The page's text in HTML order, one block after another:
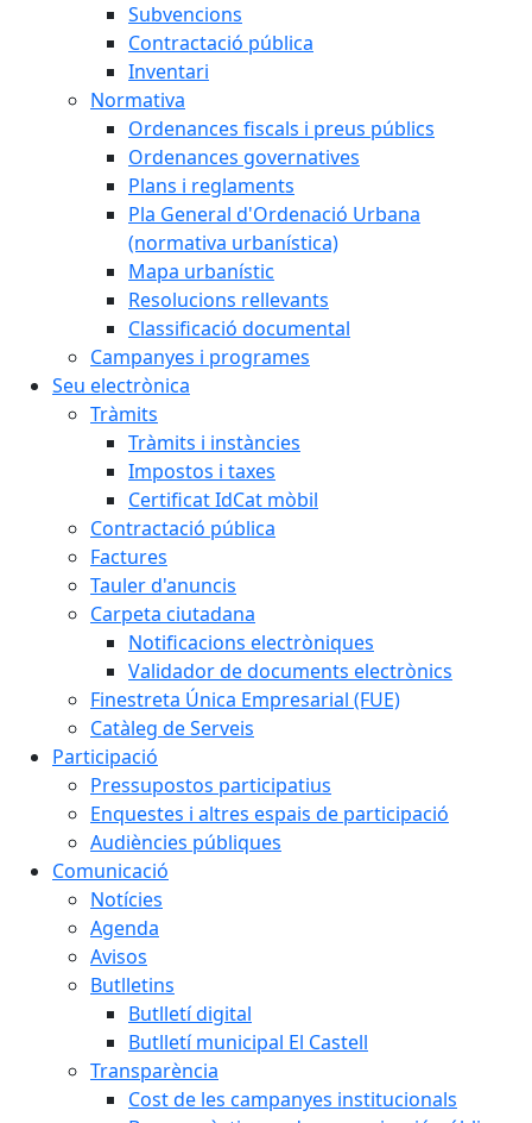
Subvencions
Contractació pública
Inventari
Normativa
Ordenances fiscals i preus públics
Ordenances governatives
Plans i reglaments
Pla General d'Ordenació Urbana
(normativa urbanística)
Mapa urbanístic
Resolucions rellevants
Classificació documental
Campanyes i programes
Seu electrònica
Tràmits
Tràmits i instàncies
Impostos i taxes
Certificat IdCat mòbil
Contractació pública
Factures
Tauler d'anuncis
Carpeta ciutadana
Notificacions electròniques
Validador de documents electrònics
Finestreta Única Empresarial (FUE)
Catàleg de Serveis
Participació
Pressupostos participatius
Enquestes i altres espais de participació
Audiències públiques
Comunicació
Notícies
Agenda
Avisos
Butlletins
Butlletí digital
Butlletí municipal El Castell
Transparència
Cost de les campanyes institucionals